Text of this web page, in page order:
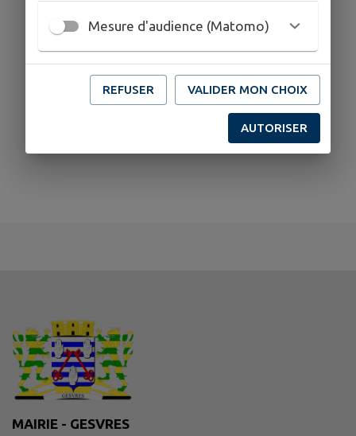
MAIRIE - GESVRES
Mesure d'audience (Matomo)
REFUSER VALIDER MON CHOIX
AUTORISER